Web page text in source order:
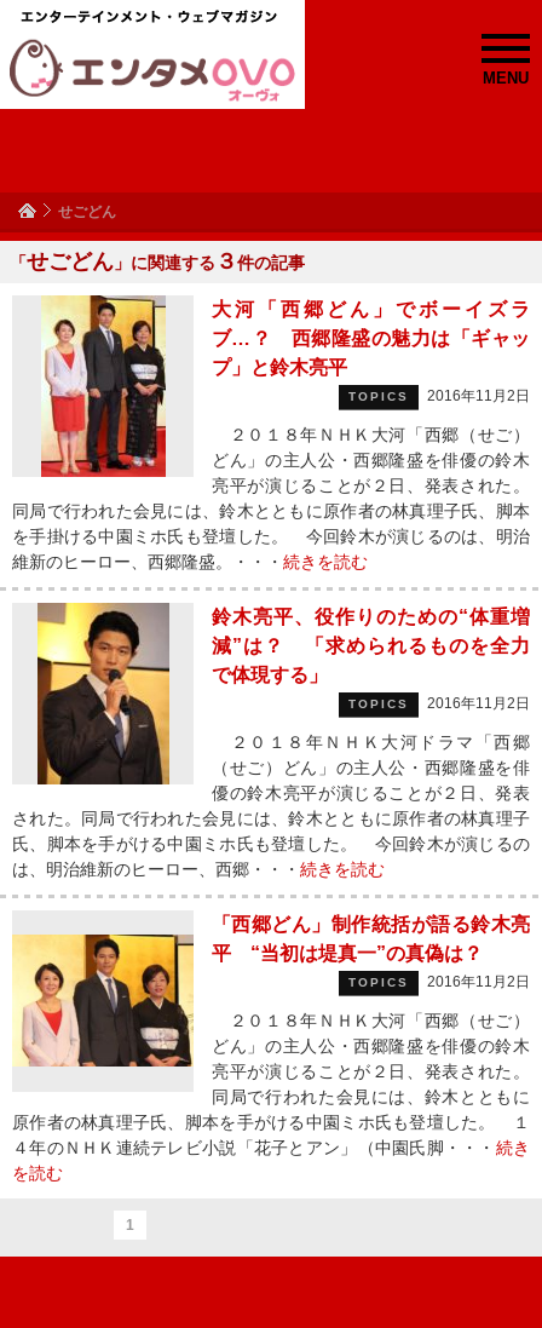
MENU
せごどん
「せごどん 」に関連する ３件の記事
大河「西郷どん」でボーイズラ
ブ…？ 西郷隆盛の魅力は「ギャッ
プ」と鈴木亮平
TOPICS 2016年11月2日
２０１８年ＮＨＫ大河「西郷（せご）
どん」の主人公・西郷隆盛を俳優の鈴木
亮平が演じることが２日、発表された。
同局で行われた会見には、鈴木とともに原作者の林真理子氏、脚本
を手掛ける中園ミホ氏も登壇した。 今回鈴木が演じるのは、明治
維新のヒーロー、西郷隆盛。・・・ 続きを読む
鈴木亮平、役作りのための“体重増
減”は？ 「求められるものを全力
で体現する」
TOPICS 2016年11月2日
２０１８年ＮＨＫ大河ドラマ「西郷
（せご）どん」の主人公・西郷隆盛を俳
優の鈴木亮平が演じることが２日、発表
された。同局で行われた会見には、鈴木とともに原作者の林真理子
氏、脚本を手がける中園ミホ氏も登壇した。 今回鈴木が演じるの
は、明治維新のヒーロー、西郷・・・ 続きを読む
「西郷どん」制作統括が語る鈴木亮
平 “当初は堤真一”の真偽は？
TOPICS 2016年11月2日
２０１８年ＮＨＫ大河「西郷（せご）
どん」の主人公・西郷隆盛を俳優の鈴木
亮平が演じることが２日、発表された。
同局で行われた会見には、鈴木とともに
原作者の林真理子氏、脚本を手がける中園ミホ氏も登壇した。 １
４年のＮＨＫ連続テレビ小説「花子とアン」（中園氏脚・・・ 続き
を読む
1